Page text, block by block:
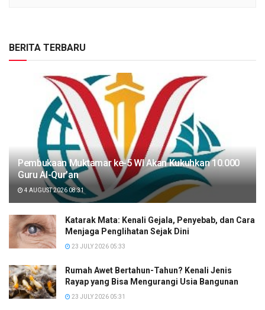
BERITA TERBARU
Pembukaan Muktamar ke-5 WI Akan Kukuhkan 10.000
Guru Al-Qur’an
4 AUGUST 2026 08:31
Katarak Mata: Kenali Gejala, Penyebab, dan Cara
Menjaga Penglihatan Sejak Dini
23 JULY 2026 05:33
Rumah Awet Bertahun-Tahun? Kenali Jenis
Rayap yang Bisa Mengurangi Usia Bangunan
23 JULY 2026 05:31